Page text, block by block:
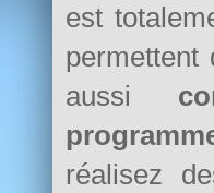
est
permettent
aussi
réalisez